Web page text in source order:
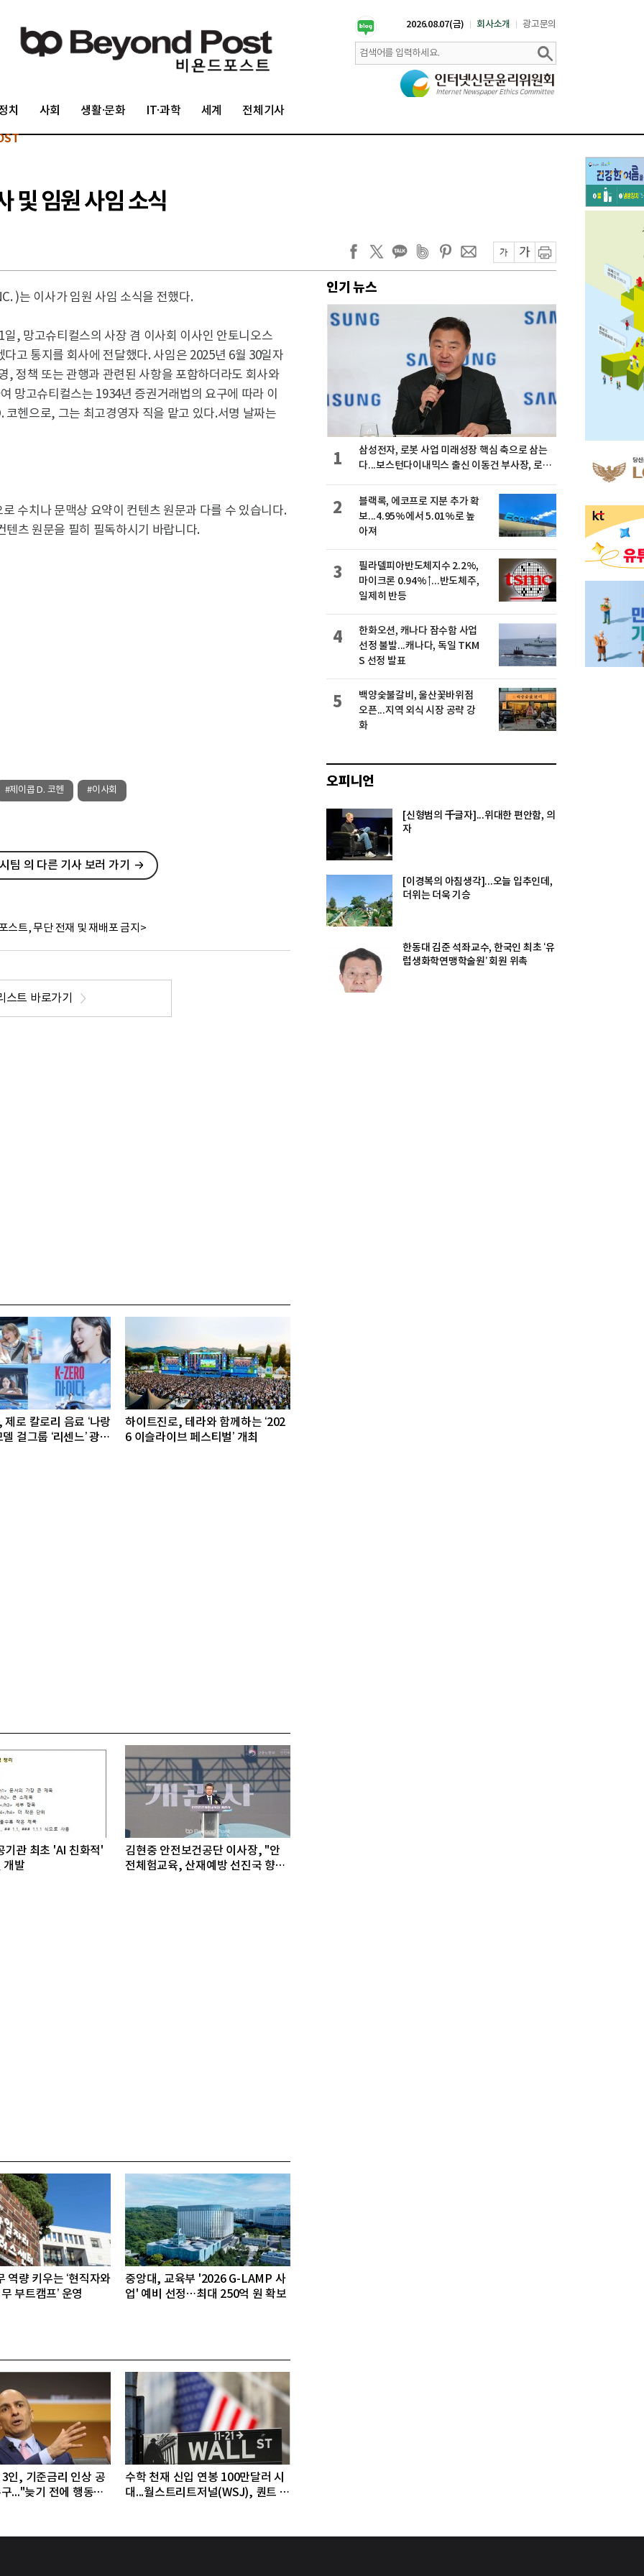
2026.08.07(금) 회사소개 광고문의
치 사회 생활·문화 IT·과학 세계 전체기사
및 임원 사임 소식
)는 이사가 임원 사임 소식을 전했다.
, 망고슈티컬스의 사장 겸 이사회 이사인 안토니오스
고 통지를 회사에 전달했다. 사임은 2025년 6월 30일자
, 정책 또는 관행과 관련된 사항을 포함하더라도 회사와
망고슈티컬스는 1934년 증권거래법의 요구에 따라 이
헨으로, 그는 최고경영자 직을 맡고 있다.서명 날짜는
수치나 문맥상 요약이 컨텐츠 원문과 다를 수 있습니다.
츠 원문을 필히 필독하시기 바랍니다.
#제이콥 D. 코헨 #이사회
팀 의 다른 기사 보러 가기
스트, 무단 전재 및 재배포 금지>
스트 바로가기
로 칼로리 음료 ‘나랑
걸그룹 ‘리센느’ 광고
하이트진로, 테라와 함께하는 ‘202
6 이슬라이브 페스티벌’ 개최
기관 최초 'AI 친화적'
개발
김현중 안전보건공단 이사장, "안
전체험교육, 산재예방 선진국 향한
역량 키우는 ‘현직자와
부트캠프’ 운영
중앙대, 교육부 '2026 G-LAMP 사
업' 예비 선정…최대 250억 원 확보
인, 기준금리 인상 공
..."늦기 전에 행동해
수학 천재 신입 연봉 100만달러 시
대...월스트리트저널(WSJ), 퀀트 트
인기 뉴스
삼성전자, 로봇 사업 미래성장 핵심 축으로 삼는
다...보스턴다이내믹스 출신 이동건 부사장, 로보
1
블랙록, 에코프로 지분 추가 확
보...4.95%에서 5.01%로 높
아져
2
필라델피아반도체지수 2.2%,
마이크론 0.94%↑...반도체주,
일제히 반등
3
한화오션, 캐나다 잠수함 사업
선정 불발...캐나다, 독일 TKM
S 선정 발표
4
백양숯불갈비, 울산꽃바위점
오픈...지역 외식 시장 공략 강
화
5
오피니언
[신형범의 千글자]...위대한 편안함, 의
자
[이경복의 아침생각]...오늘 입추인데,
더위는 더욱 기승
한동대 김준 석좌교수, 한국인 최초 ‘유
럽생화학연맹학술원’ 회원 위촉